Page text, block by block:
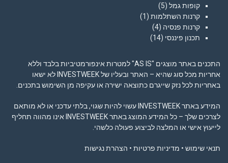
קופות גמל (5)
קרנות השתלמות (1)
קרנות פנסיה (4)
תכנון פיננסי (14)
התכנים באתר מוצגים "AS IS" למטרות אינפורמטיביות בלבד וללא
אחריות מכל סוג שהיא – האתר ובעליו של INVESTWEEK לא ישאו
באחריות לכל נזק שייגרם כתוצאה ישירה או עקיפה מן השימוש בתכנים.
המידע באתר INVESTWEEK עשוי להיות שגוי, בלתי עדכני או לא מותאם
לצרכים שלך – כל המידע המוצג באתר INVESTWEEK אינו מהווה תחליף
לייעוץ אישי או המלצה לביצוע פעולה כלשהי.
תנאי שימוש • מדיניות פרטיות • הצהרת נגישות